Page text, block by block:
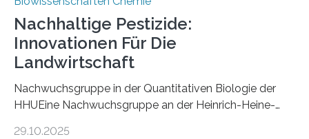
Nachhaltige Pestizide:
Innovationen Für Die
Landwirtschaft
Nachwuchsgruppe in der Quantitativen Biologie der
HHUEine Nachwuchsgruppe an der Heinrich-Heine-
29.10.2025